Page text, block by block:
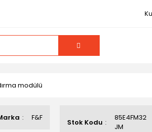
modülü
F&F Stok Kodu
85E4FM32
JM